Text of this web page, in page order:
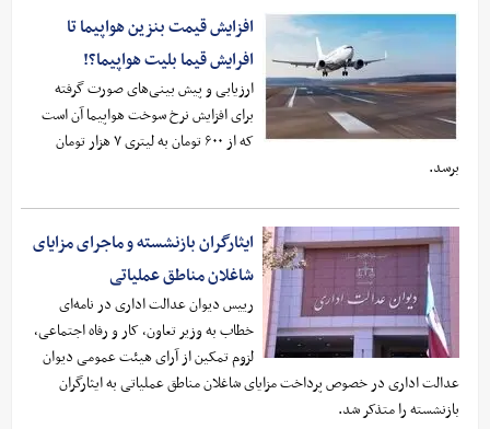
افزایش قیمت بنزین هواپیما تا
افرایش قیما بلیت هواپیما؟!
ارزیابی و پیش بینی‌های صورت گرفته
برای افزایش نرخ سوخت هواپیما آن است
که از ۶۰۰ تومان به لیتری ۷ هزار تومان
برسد.
ایثارگران بازنشسته و ماجرای مزایای
شاغلان مناطق عملیاتی
رییس دیوان عدالت اداری در نامه‌ای
خطاب به وزیر تعاون، کار و رفاه اجتماعی،
لزوم تمکین از آرای هیئت عمومی دیوان
عدالت اداری در خصوص پرداخت مزایای شاغلان مناطق عملیاتی به ایثارگران
بازنشسته را متذکر شد.